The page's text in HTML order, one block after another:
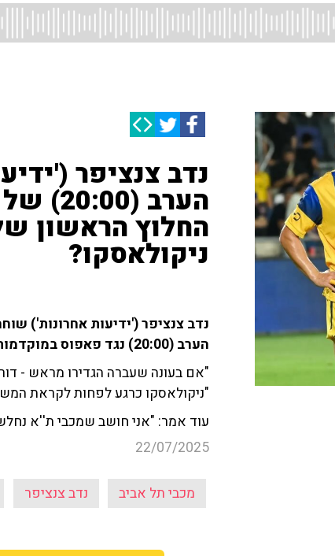
נדב צנציפר
הערב
החלוץ הראשון
ניקולאסקו?
הערב (20:00) נגד פאפוס במוקדמות ליגת האלופות. וגם: מי החלוץ הראשון? תורג'מן או ניקולאסקו?
"אם בעונה שעברה הגדירו מראש -
"ניקולאסקו כרגע לפחות לקראת
עוד אמר: "אני חושב שמכבי ת''א
22/07/2025
מכבי תל אביב נדב צנציפר